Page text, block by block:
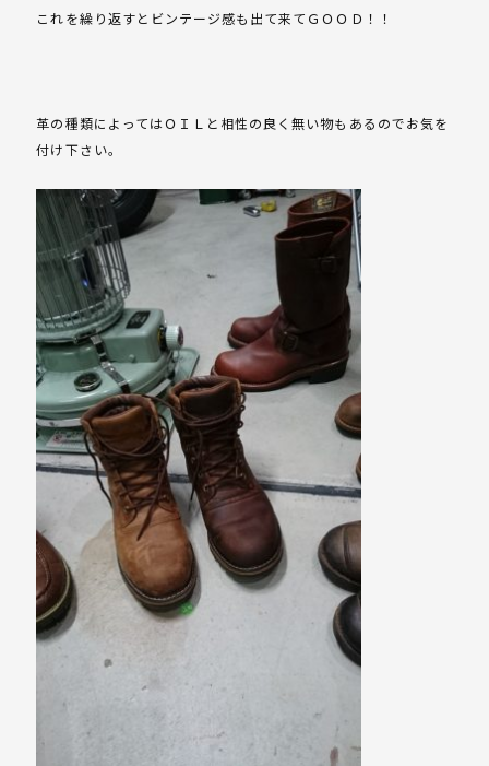
これを繰り返すとビンテージ感も出て来てＧＯＯＤ！！
革の種類によってはＯＩＬと相性の良く無い物もあるのでお気を
付け下さい。